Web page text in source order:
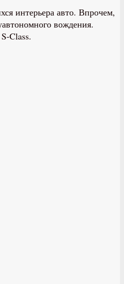
интерьера авто. Впрочем,
вождения.
Class.